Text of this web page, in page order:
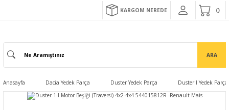
KARGOM NEREDE
ARA
Anasayfa Dacia Yedek Parça Duster Yedek Parça Duster I Yedek Parça